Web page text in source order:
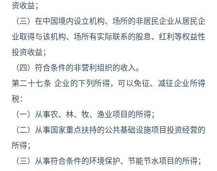
资收益；
（三）在中国境内设立机构、场所的非居民企业从居民企
业取得与该机构、场所有实际联系的股息、红利等权益性
投资收益；
（四）符合条件的非营利组织的收入。
第二十七条 企业的下列所得，可以免征、减征企业所得
税：
（一）从事农、林、牧、渔业项目的所得；
（二）从事国家重点扶持的公共基础设施项目投资经营的
所得；
（三）从事符合条件的环境保护、节能节水项目的所得；